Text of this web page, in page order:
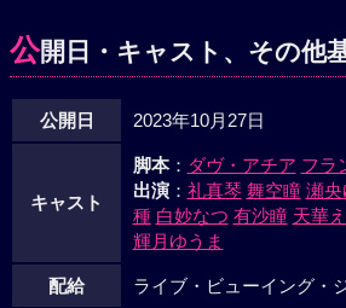
公開日・キャスト、その他
公開日 2023年10月27日
キャスト
脚本： ダヴ・アチア フラ
出演： 礼真琴 舞空瞳 瀬央
種 白妙なつ 有沙瞳 天華
輝月ゆうま
配給 ライブ・ビューイング・